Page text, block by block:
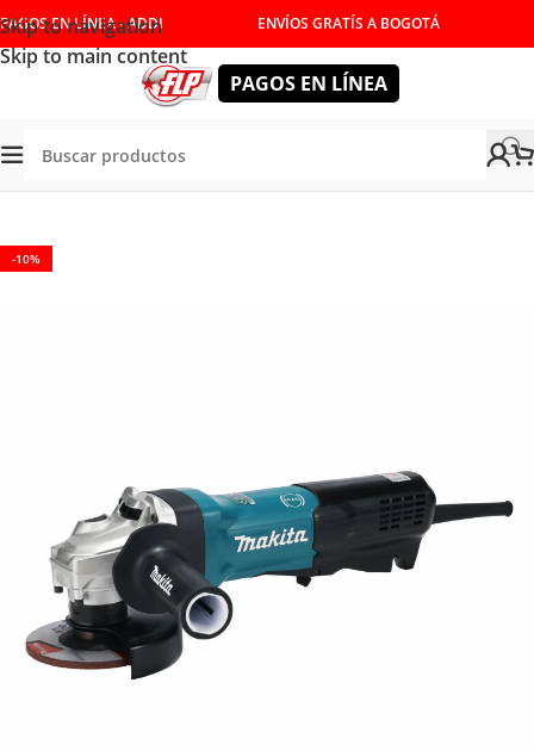
Skip to navigation
Skip to main content
PAGOS EN LÍNEA - ADDI ENVÍOS GRATÍS A BOGOTÁ
PAGOS EN LÍNEA
Tienda/HERRAMIENTAS ELÉCTRICAS
-10%